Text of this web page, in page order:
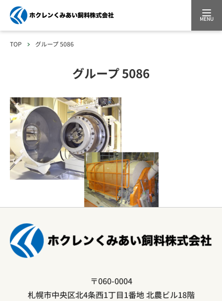
MENU
TOP グループ 5086
グループ 5086
〒060-0004
札幌市中央区北4条西1丁目1番地 北農ビル18階